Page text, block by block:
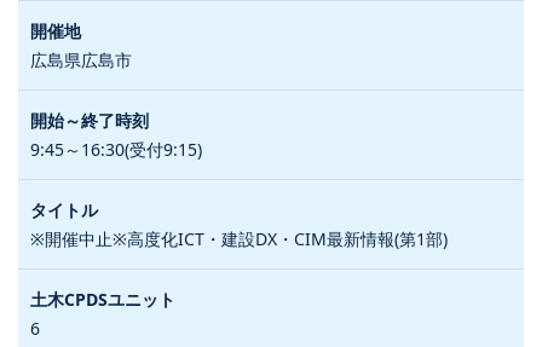
広島県広島市
9:45～16:30(受付9:15)
※開催中止※高度化ICT・建設DX・CIM最新情報(第1部)
6